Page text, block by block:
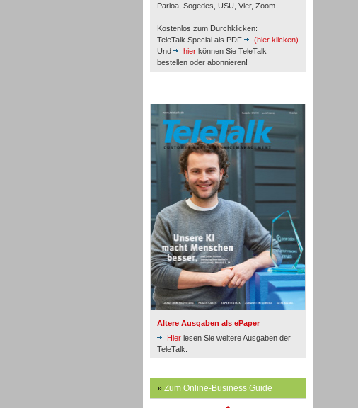
Parloa, Sogedes, USU, Vier, Zoom
Kostenlos zum Durchklicken:
TeleTalk Special als PDF
(hier klicken)
Und
hier können Sie TeleTalk
bestellen oder abonnieren!
Ältere Ausgaben als ePaper
Hier lesen Sie weitere Ausgaben der
TeleTalk.
» Zum Online-Business Guide
Inbound
Inbound